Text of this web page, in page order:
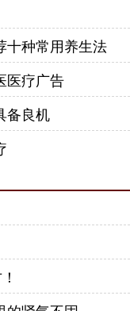
十种常用养生法
医疗广告
备良机